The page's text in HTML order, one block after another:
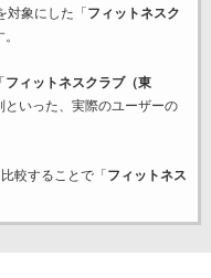
対象にした「 フィットネスク
フィットネスクラブ（東
といった、実際のユーザーの
較することで「 フィットネス